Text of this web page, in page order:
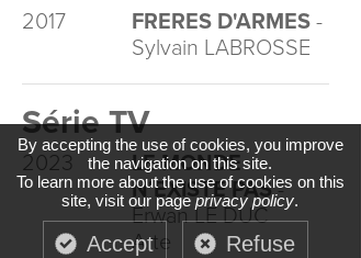
2017
FRERES D'ARMES -
Sylvain LABROSSE
Série TV
2023
LE MONDE
N'EXISTE PAS-
Erwan LE DUC
Arte
By accepting the use of cookies, you improve
the navigation on this site.
To learn more about the use of cookies on this
site, visit our pageprivacy policy.
Accept Refuse